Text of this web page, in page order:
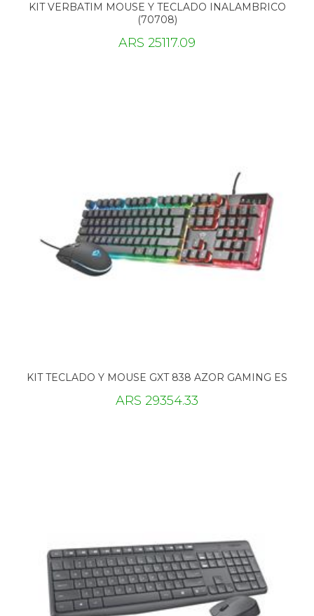
KIT VERBATIM MOUSE Y TECLADO INALAMBRICO
(70708)
ARS 25117.09
KIT TECLADO Y MOUSE GXT 838 AZOR GAMING ES
ARS 29354.33